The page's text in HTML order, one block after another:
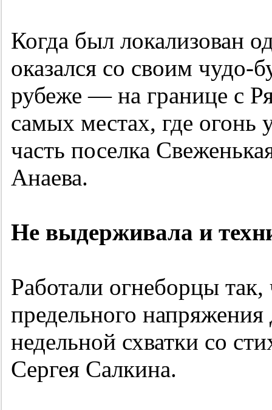
Когда был локализован
оказался со своим чудо-
рубеже — на границе с
самых местах, где
часть поселка
Анаева.
Не выдерживала и
Работали огнеборцы
предельного
недельной схватки со
Сергея Салкина.